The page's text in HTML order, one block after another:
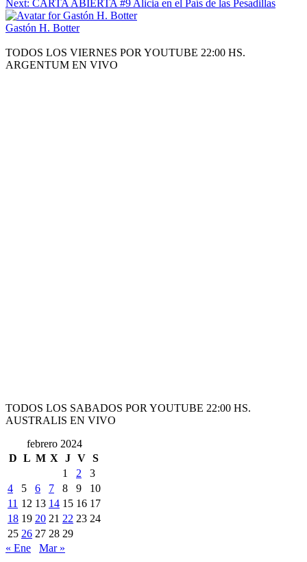
Next: CARTA ABIERTA #9 Alicia en el País de las Pesadillas
Gastón H. Botter
TODOS LOS VIERNES POR YOUTUBE 22:00 HS.
ARGENTUM EN VIVO
TODOS LOS SABADOS POR YOUTUBE 22:00 HS.
AUSTRALIS EN VIVO
febrero 2024
D L M X J V S
1
2
3
4
5 6 7 8 9
10
11 12 13 14 15 16 17
18 19 20 21 22 23 24
25 26 27 28 29
« Ene
Mar »